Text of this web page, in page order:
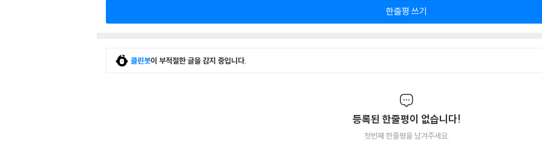
한줄평 쓰기
클린봇이 부적절한 글을 감지 중입니다.
등록된 한줄평이 없습니다!
첫번째 한줄평을 남겨주세요.